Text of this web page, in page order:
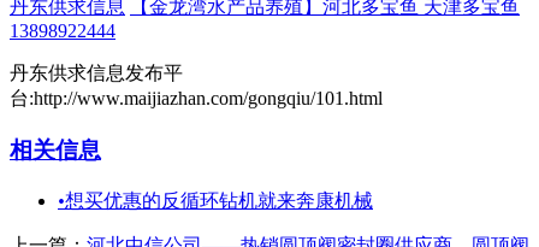
丹东供求信息
【金龙湾水产品养殖】河北多宝鱼 天津多宝鱼
13898922444
丹东供求信息发布平
台:http://www.maijiazhan.com/gongqiu/101.html
相关信息
•想买优惠的反循环钻机就来奔康机械